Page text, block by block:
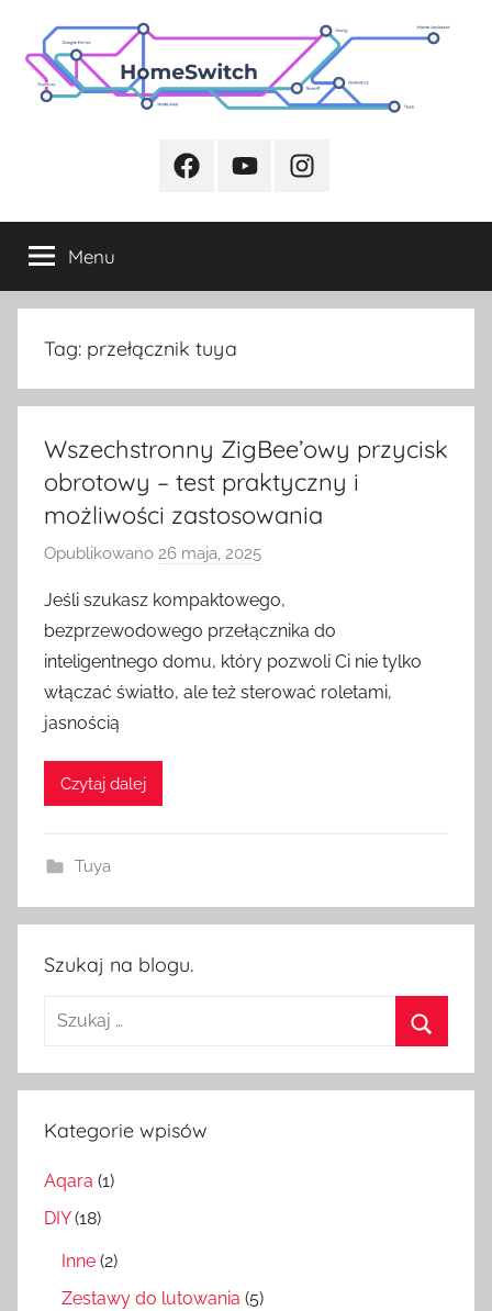
treści
FacebookYoutubeInstagram
Menu
Tag: przełącznik tuya
Wszechstronny ZigBee’owy przycisk
obrotowy – test praktyczny i
możliwości zastosowania
Opublikowano 26 maja, 2025
z
e
z
H
c
Jeśli szukasz kompaktowego,
bezprzewodowego przełącznika do
inteligentnego domu, który pozwoli Ci nie tylko
włączać światło, ale też sterować roletami,
jasnością
Czytaj dalej
Tuya
Szukaj na blogu.
Szukaj:
Kategorie wpisów
Aqara (1)
DIY(18)
Inne (2)
Zestawy do lutowania (5)